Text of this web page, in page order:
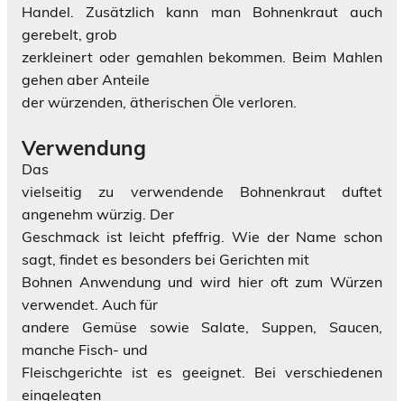
Handel. Zusätzlich kann man Bohnenkraut auch
gerebelt, grob
zerkleinert oder gemahlen bekommen. Beim Mahlen
gehen aber Anteile
der würzenden, ätherischen Öle verloren.
Verwendung
Das
vielseitig zu verwendende Bohnenkraut duftet
angenehm würzig. Der
Geschmack ist leicht pfeffrig. Wie der Name schon
sagt, findet es besonders bei Gerichten mit
Bohnen Anwendung und wird hier oft zum Würzen
verwendet. Auch für
andere Gemüse sowie Salate, Suppen, Saucen,
manche Fisch- und
Fleischgerichte ist es geeignet. Bei verschiedenen
eingelegten